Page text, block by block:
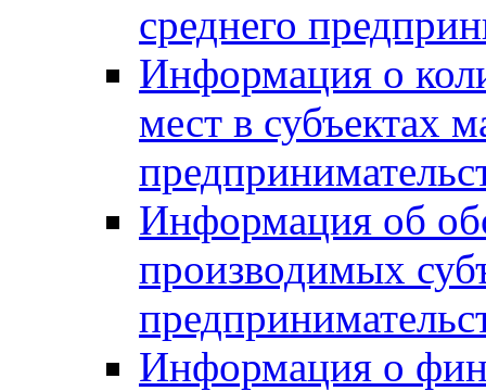
среднего
Информация о
мест в субъектах
Информация об
производимых
Информация о